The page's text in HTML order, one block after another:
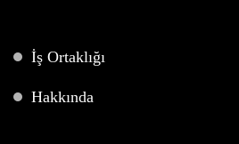
İş Ortaklığı
Hakkında